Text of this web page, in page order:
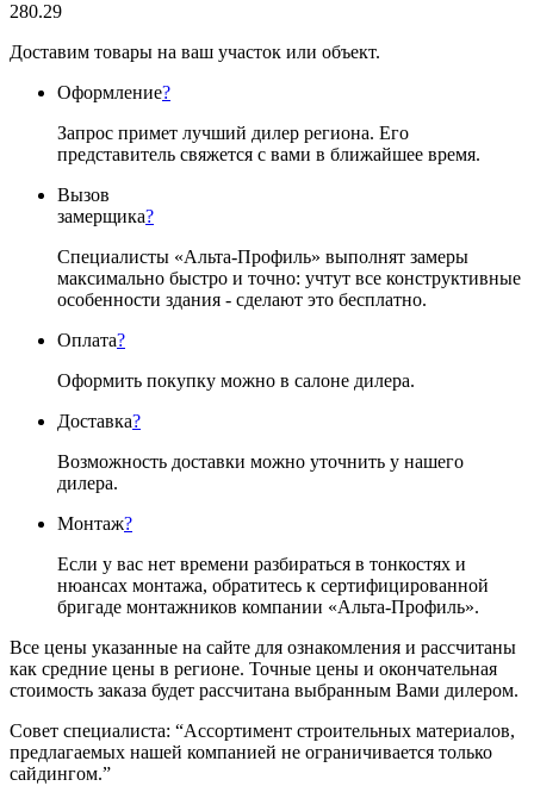
280.29
Доставим товары на ваш участок или объект.
Оформление?
Запрос примет лучший дилер региона. Его
представитель свяжется с вами в ближайшее время.
Вызов
замерщика?
Специалисты «Альта-Профиль» выполнят замеры
максимально быстро и точно: учтут все конструктивные
особенности здания - сделают это бесплатно.
Оплата?
Оформить покупку можно в салоне дилера.
Доставка?
Возможность доставки можно уточнить у нашего
дилера.
Монтаж?
Если у вас нет времени разбираться в тонкостях и
нюансах монтажа, обратитесь к сертифицированной
бригаде монтажников компании «Альта-Профиль».
Все цены указанные на сайте для ознакомления и рассчитаны
как средние цены в регионе. Точные цены и окончательная
стоимость заказа будет рассчитана выбранным Вами дилером.
Совет специалиста: “Ассортимент строительных материалов,
предлагаемых нашей компанией не ограничивается только
сайдингом.”